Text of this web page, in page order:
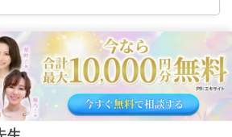
の公式プロフィールへ